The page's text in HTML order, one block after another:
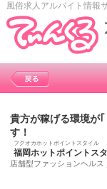
風俗求人アルバイト情報
貴方が稼げる環境が
す！
フクオカホットポイントスタイル
福岡ホットポイントス
店舗型ファッションヘルス